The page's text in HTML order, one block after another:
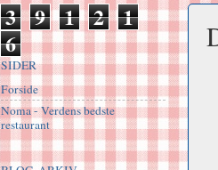
3 9 1 2 1
6
SIDER
Forside
Noma - Verdens bedste
restaurant